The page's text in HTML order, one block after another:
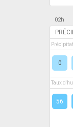
02h
0
Taux
56